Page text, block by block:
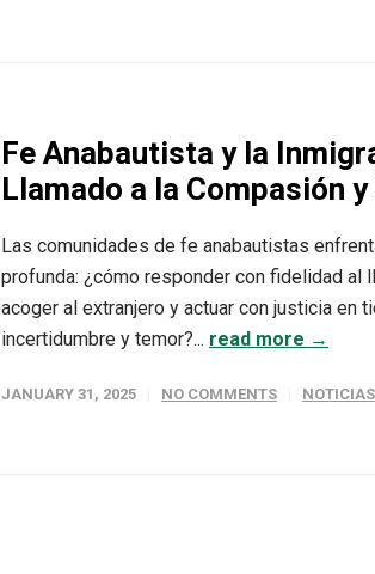
Fe Anabautista y la
Llamado a la Compasión
Las comunidades de fe anabautistas
profunda: ¿cómo responder con fidelidad al
acoger al extranjero y actuar con justicia en
incertidumbre y temor?... read more →
JANUARY 31, 2025 NO COMMENTS NOTICIAS